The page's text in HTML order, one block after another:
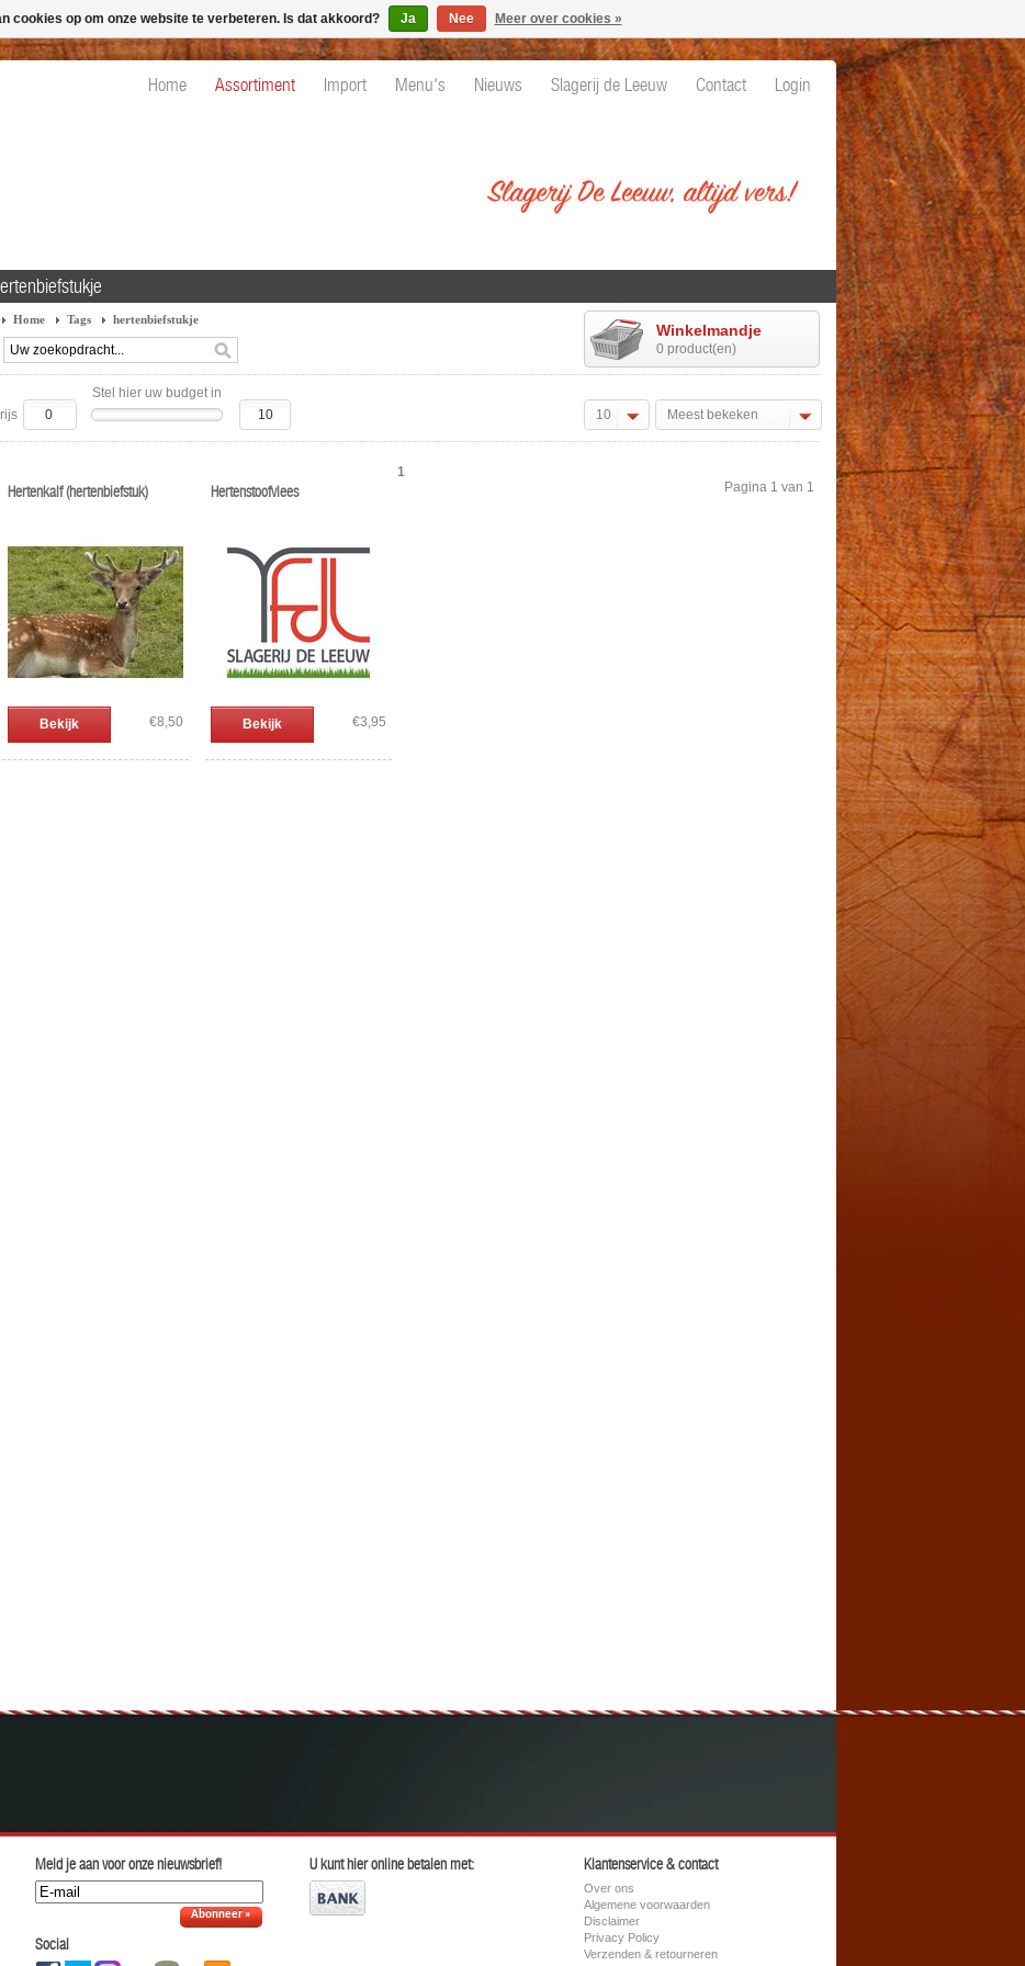
Home Assortiment Import Menu's Nieuws Slagerij de Leeuw Contact Login
Home Tags hertenbiefstukje
Winkelmandje
0 product(en)
Stel hier uw budget in
10 Meest bekeken
Hertenkalf (hertenbiefstuk)
Bekijk €8,50
Hertenstoofvlees
Bekijk €3,95
1
Pagina 1 van 1
Meld je aan voor onze nieuwsbrief!
Abonneer »
Social
U kunt hier online betalen met: Klantenservice & contact
Over ons
Algemene voorwaarden
Disclaimer
Privacy Policy
Verzenden & retourneren
cookies op om onze website te verbeteren. Is dat akkoord? Ja Nee Meer over cookies »